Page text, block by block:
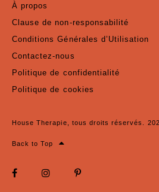
À propos
Clause de non-responsabilité
Conditions Générales d’Utilisation
Contactez-nous
Politique de confidentialité
Politique de cookies
House Therapie, tous droits réservés.
Back to Top